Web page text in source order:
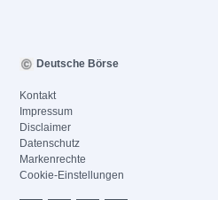
Deutsche Börse
Kontakt
Impressum
Disclaimer
Datenschutz
Markenrechte
Cookie-Einstellungen